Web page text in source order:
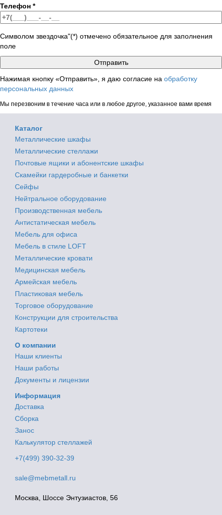
Телефон *
Символом звездочка"(*) отмечено обязательное для заполнения
поле
Нажимая кнопку «Отправить», я даю согласие на обработку
персональных данных
Мы перезвоним в течение часа или в любое другое, указанное вами время
Каталог
Металлические шкафы
Металлические стеллажи
Почтовые ящики и абонентские шкафы
Скамейки гардеробные и банкетки
Сейфы
Нейтральное оборудование
Производственная мебель
Антистатическая мебель
Мебель для офиса
Мебель в стиле LOFT
Металлические кровати
Медицинская мебель
Армейская мебель
Пластиковая мебель
Торговое оборудование
Конструкции для строительства
Картотеки
О компании
Наши клиенты
Наши работы
Документы и лицензии
Информация
Доставка
Сборка
Занос
Калькулятор стеллажей
+7(499) 390-32-39
sale@mebmetall.ru
Москва, Шоссе Энтузиастов, 56